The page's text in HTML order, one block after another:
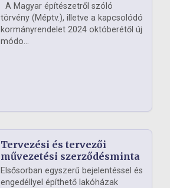
A Magyar építészetről szóló
törvény (Méptv.), illetve a kapcsolódó
kormányrendelet 2024 októberétől új
módo...
Tervezési és tervezői
művezetési szerződésminta
Elsősorban egyszerű bejelentéssel és
engedéllyel építhető lakóházak